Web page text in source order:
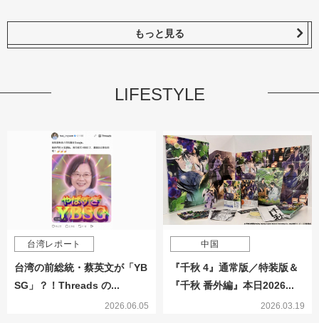
もっと見る
LIFESTYLE
台湾レポート
台湾の前総統・蔡英文が「YB
SG」？！Threads の...
2026.06.05
中国
『千秋 4』通常版／特装版＆
『千秋 番外編』本日2026...
2026.03.19